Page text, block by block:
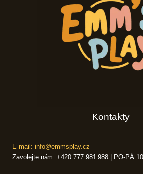
Kontakty
E-mail: info@emmsplay.cz
Zavolejte nám: +420 777 981 988 | PO-PÁ